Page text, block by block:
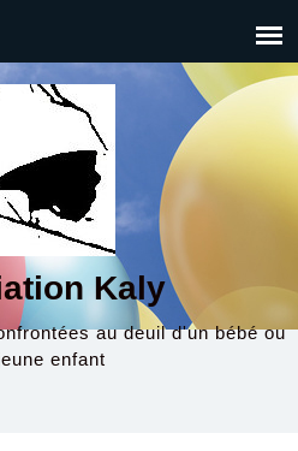
Kaly
au deuil d'un bébé ou
enfant